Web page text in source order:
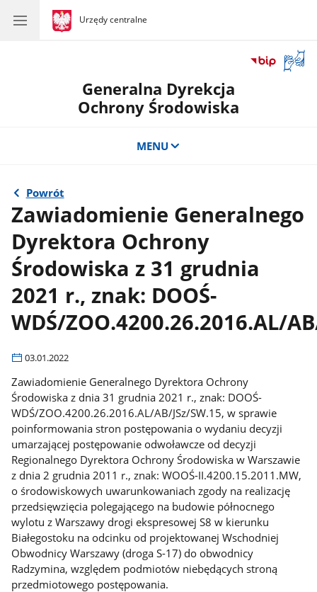
gov.pl
Urzędy centralne
gov.pl
Urzędy
okno
Generalna Dyrekcja
Ochrony Środowiska
MENU
Powrót
Zawiadomienie Generalnego
Dyrektora Ochrony
Środowiska z 31 grudnia
2021 r., znak: DOOŚ-
WDŚ/ZOO.4200.26.2016.AL/
03.01.2022
Zawiadomienie Generalnego Dyrektora Ochrony
Środowiska z dnia 31 grudnia 2021 r., znak: DOOŚ-
WDŚ/ZOO.4200.26.2016.AL/AB/JSz/SW.15, w sprawie
poinformowania stron postępowania o wydaniu decyzji
umarzającej postępowanie odwoławcze od decyzji
Regionalnego Dyrektora Ochrony Środowiska w Warszawie
z dnia 2 grudnia 2011 r., znak: WOOŚ-II.4200.15.2011.MW,
o środowiskowych uwarunkowaniach zgody na realizację
przedsięwzięcia polegającego na budowie północnego
wylotu z Warszawy drogi ekspresowej S8 w kierunku
Białegostoku na odcinku od projektowanej Wschodniej
Obwodnicy Warszawy (droga S-17) do obwodnicy
Radzymina, względem podmiotów niebędących stroną
przedmiotowego postępowania.